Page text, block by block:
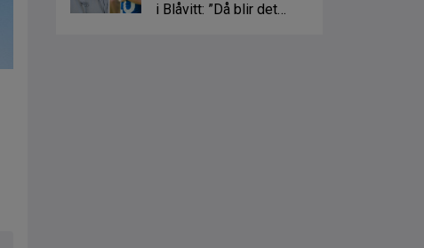
i Blåvitt: ”Då blir det